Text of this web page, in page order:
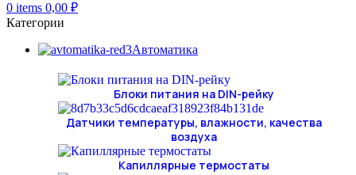
0 items 0,00 ₽
Категории
Автоматика
Блоки питания на DIN-рейку
Датчики температуры, влажности, качества
воздуха
Капиллярные термостаты